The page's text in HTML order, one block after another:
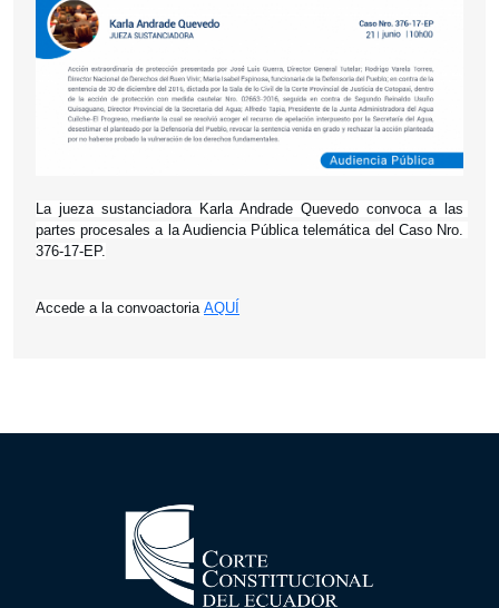
La jueza sustanciadora Karla Andrade Quevedo convoca a las
partes procesales a la Audiencia Pública telemática del Caso Nro.
376-17-EP.
Accede a la convoactoria AQUÍ